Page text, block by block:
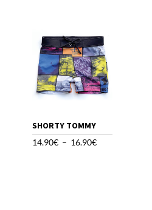
12.90€
SHORTY TOMMY
14.90€ – 16.90€Plage